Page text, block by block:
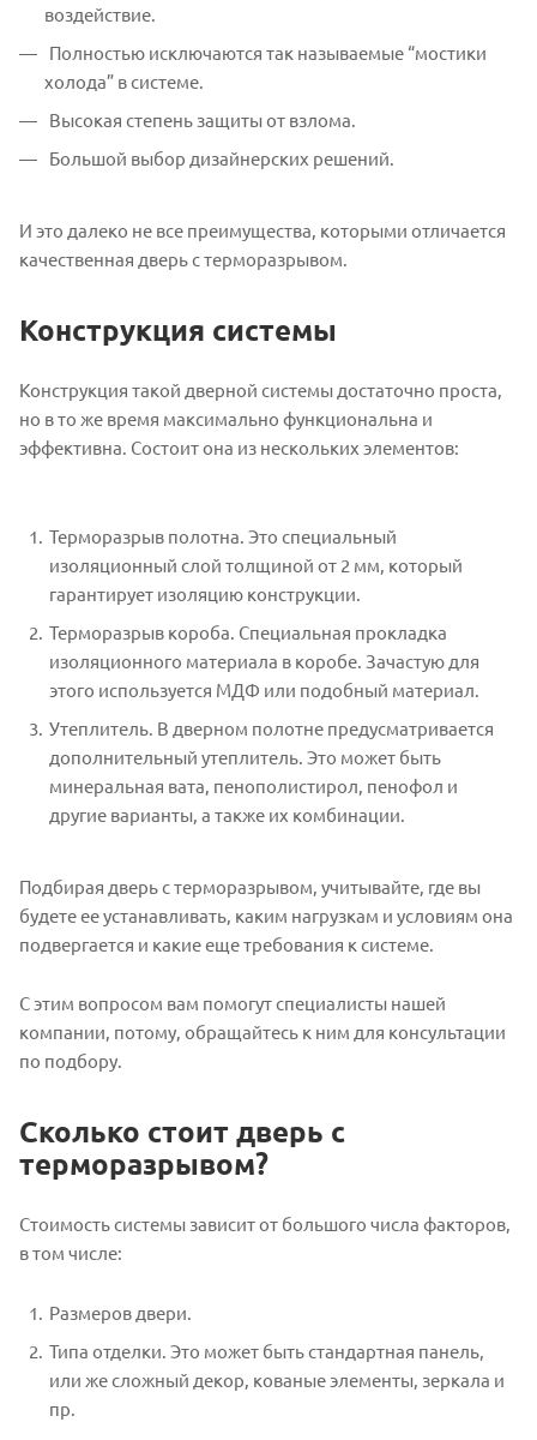
воздействие.
Полностью исключаются так называемые “мостики
холода” в системе.
Высокая степень защиты от взлома.
Большой выбор дизайнерских решений.
И это далеко не все преимущества, которыми отличается
качественная дверь с терморазрывом.
Конструкция системы
Конструкция такой дверной системы достаточно проста,
но в то же время максимально функциональна и
эффективна. Состоит она из нескольких элементов:
Терморазрыв полотна. Это специальный
изоляционный слой толщиной от 2 мм, который
гарантирует изоляцию конструкции.
Терморазрыв короба. Специальная прокладка
изоляционного материала в коробе. Зачастую для
этого используется МДФ или подобный материал.
Утеплитель. В дверном полотне предусматривается
дополнительный утеплитель. Это может быть
минеральная вата, пенополистирол, пенофол и
другие варианты, а также их комбинации.
Подбирая дверь с терморазрывом, учитывайте, где вы
будете ее устанавливать, каким нагрузкам и условиям она
подвергается и какие еще требования к системе.
С этим вопросом вам помогут специалисты нашей
компании, потому, обращайтесь к ним для консультации
по подбору.
Сколько стоит дверь с
терморазрывом?
Стоимость системы зависит от большого числа факторов,
в том числе:
Размеров двери.
Типа отделки. Это может быть стандартная панель,
или же сложный декор, кованые элементы, зеркала и
пр.